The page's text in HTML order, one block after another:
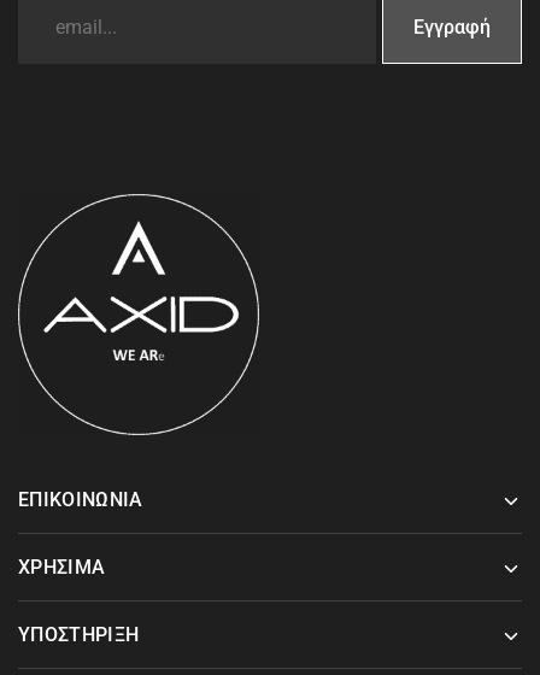
ΕΠΙΚΟΙΝΩΝΙΑ
ΧΡΗΣΙΜΑ
ΥΠΟΣΤΗΡΙΞΗ